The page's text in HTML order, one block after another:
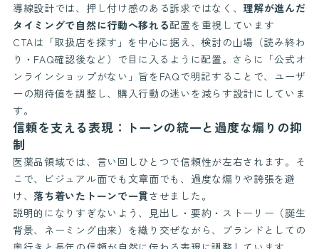
導線設計では、押し付け感のある訴求ではなく、理解が進んだ
タイミングで自然に行動へ移れる配置を重視しています
CTAは「取扱店を探す」を中心に据え、検討の山場（読み終わ
り・FAQ確認後など）で目に入るように配置。さらに「公式オ
ンラインショップがない」旨をFAQで明記することで、ユーザ
ーの期待値を調整し、購入行動の迷いを減らす設計にしていま
す。
信頼を支える表現：トーンの統一と過度な煽りの抑
制
医薬品領域では、言い回しひとつで信頼性が左右されます。そ
こで、ビジュアル面でも文章面でも、過度な煽りや誇張を避
け、落ち着いたトーンで一貫させました。
説明的になりすぎないよう、見出し・要約・ストーリー（誕生
背景、ネーミング由来）を織り交ぜながら、ブランドとしての